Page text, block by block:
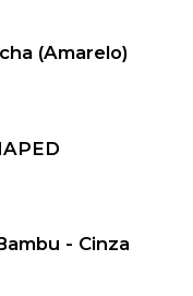
(Amarelo)
- Cinza